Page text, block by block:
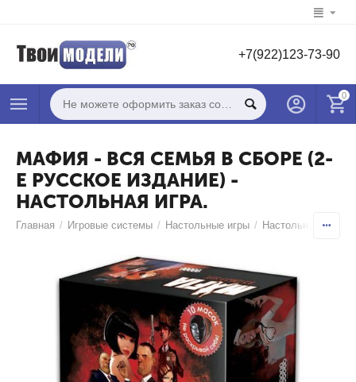
+7(922)123-73-90
0
МАФИЯ - ВСЯ СЕМЬЯ В СБОРЕ (2-
Е РУССКОЕ ИЗДАНИЕ) -
НАСТОЛЬНАЯ ИГРА.
Главная / Игровые системы / Настольные игры / Настольные игры